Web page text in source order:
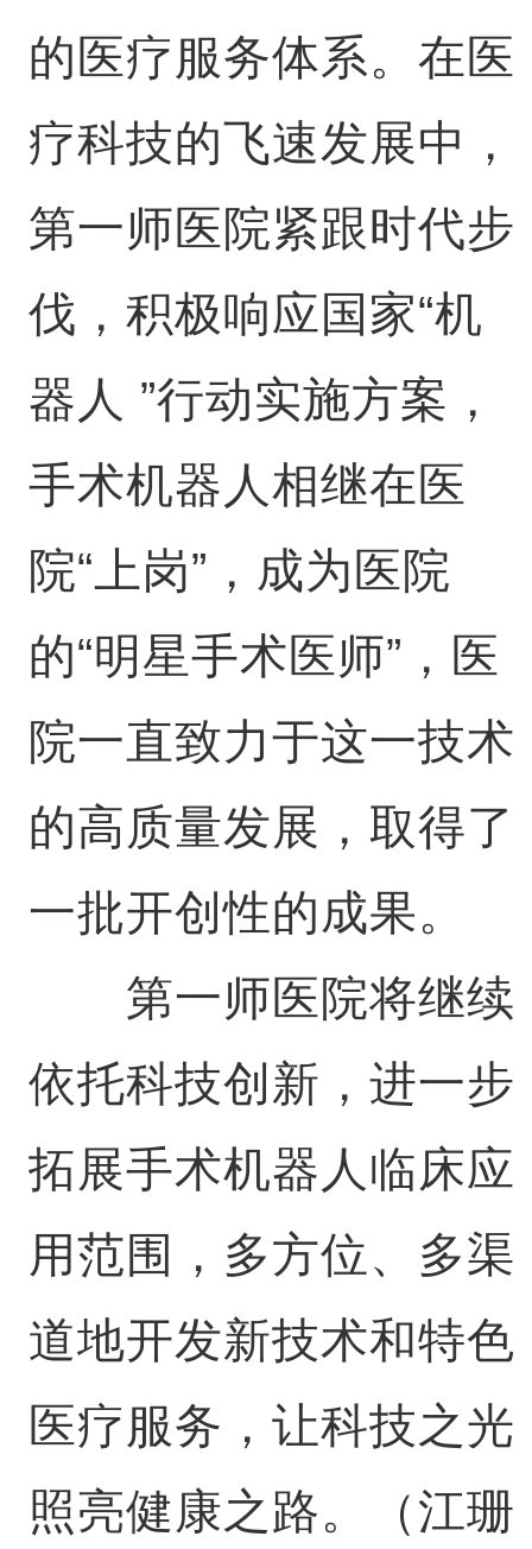
的医疗服务体系。在医
疗科技的飞速发展中，
第一师医院紧跟时代步
伐，积极响应国家“机
器人 ”行动实施方案，
手术机器人相继在医
院“上岗”，成为医院
的“明星手术医师”，医
院一直致力于这一技术
的高质量发展，取得了
一批开创性的成果。
第一师医院将继续
依托科技创新，进一步
拓展手术机器人临床应
用范围，多方位、多渠
道地开发新技术和特色
医疗服务，让科技之光
照亮健康之路。（江珊